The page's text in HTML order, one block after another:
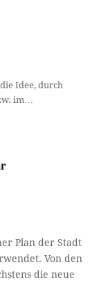
Idee, durch
im…
Plan der Stadt
Von den
die neue